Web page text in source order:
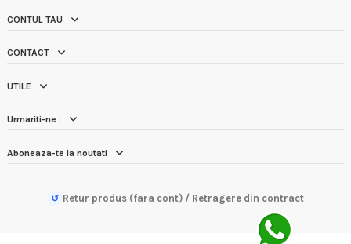
CONTUL TAU
CONTACT
UTILE
↺ Retur produs (fara cont) / Retragere din contract
Urmariti-ne :
Aboneaza-te la noutati